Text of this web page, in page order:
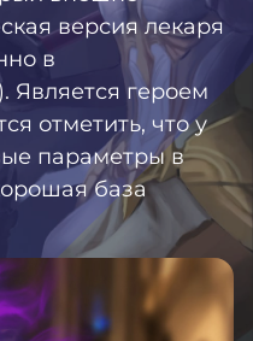
версия лекаря
в
Является героем
отметить, что у
параметры в
база